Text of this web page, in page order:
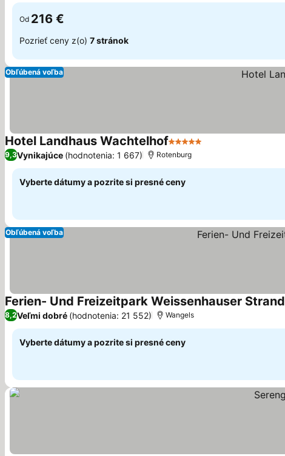
Od 216 €
Pozrieť ceny z(o) 7 stránok
Obľúbená voľba
Hotel Landhaus Wachtelhof5 Počet hviezdičiek
9,3Vynikajúce (hodnotenia: 1 667) Rotenburg
Vyberte dátumy a pozrite si presné ceny
Obľúbená voľba
Ferien- Und Freizeitpark Weissenhauser Strand
8,2Veľmi dobré (hodnotenia: 21 552) Wangels
Vyberte dátumy a pozrite si presné ceny